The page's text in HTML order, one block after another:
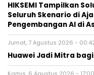
HIKSEMI Tampilkan
Seluruh Skenario di
Pengembangan AI di
Jumat, 7 Agustus 2026 -
Huawei Jadi Mitra bagi